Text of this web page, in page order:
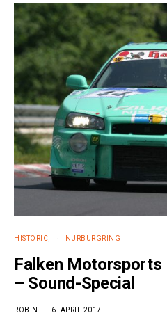
HISTORIC NÜRBURGRING
Falken Motorsports
– Sound-Special
ROBIN 6. APRIL 2017